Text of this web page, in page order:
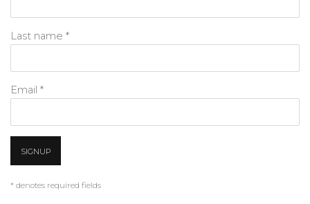
Last name *
Email *
SIGNUP
* denotes required fields